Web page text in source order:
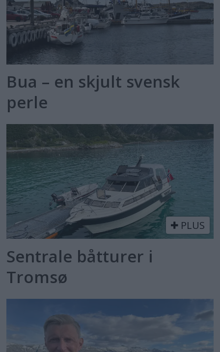
Bua – en skjult svensk
perle
PLUS
Sentrale båtturer i
Tromsø